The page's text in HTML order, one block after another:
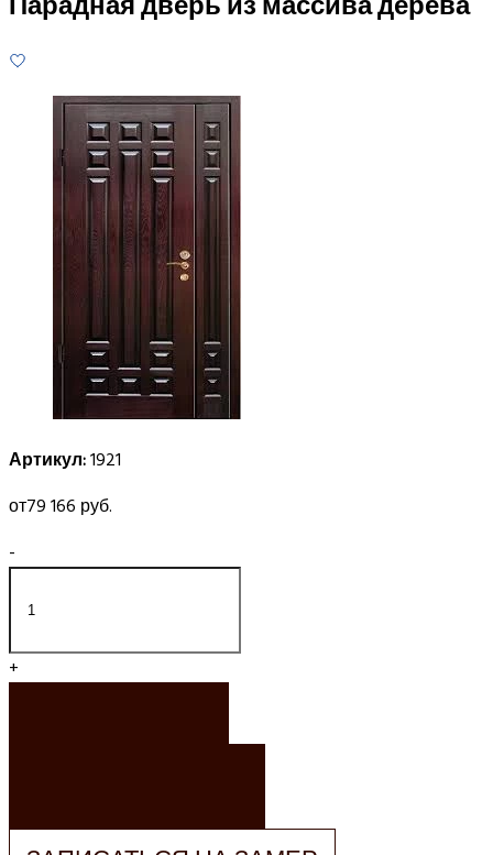
Артикул:1921
от79 166 руб.
-
+